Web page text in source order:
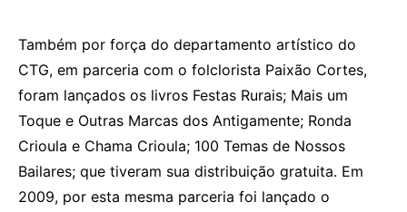
Também por força do departamento artístico do
CTG, em parceria com o folclorista Paixão Cortes,
foram lançados os livros Festas Rurais; Mais um
Toque e Outras Marcas dos Antigamente; Ronda
Crioula e Chama Crioula; 100 Temas de Nossos
Bailares; que tiveram sua distribuição gratuita. Em
2009, por esta mesma parceria foi lançado o